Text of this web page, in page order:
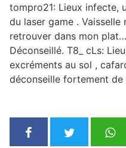
tompro21: Lieux infecte,
du laser game .
retrouver dans mon plat…
Déconseillé. T8_ cLs:
excréments au sol ,
déconseille fortement de